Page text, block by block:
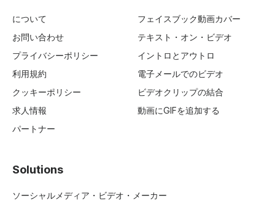
について
お問い合わせ
プライバシーポリシー
利用規約
クッキーポリシー
求人情報
パートナー
フェイスブック動画カバー
テキスト・オン・ビデオ
イントロとアウトロ
電子メールでのビデオ
ビデオクリップの結合
動画にGIFを追加する
Solutions
ソーシャルメディア・ビデオ・メーカー